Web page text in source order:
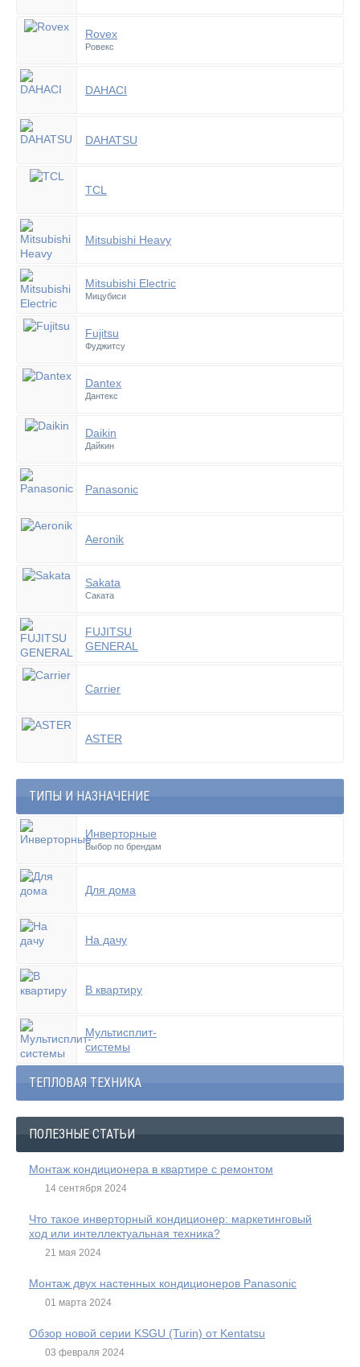
Rovex
Ровекс
DAHACI
DAHATSU
TCL
Mitsubishi Heavy
Mitsubishi Electric
Мицубиси
Fujitsu
Фуджитсу
Dantex
Дантекс
Daikin
Дайкин
Panasonic
Aeronik
Sakata
Саката
FUJITSU
GENERAL
Carrier
ASTER
ТИПЫ И НАЗНАЧЕНИЕ
Инверторные
Выбор по брендам
Для дома
На дачу
В квартиру
Мультисплит-
системы
ТЕПЛОВАЯ ТЕХНИКА
ПОЛЕЗНЫЕ СТАТЬИ
Монтаж кондиционера в квартире с ремонтом
14 сентября 2024
Что такое инверторный кондиционер: маркетинговый
ход или интеллектуальная техника?
21 мая 2024
Монтаж двух настенных кондиционеров Panasonic
01 марта 2024
Обзор новой серии KSGU (Turin) от Kentatsu
03 февраля 2024